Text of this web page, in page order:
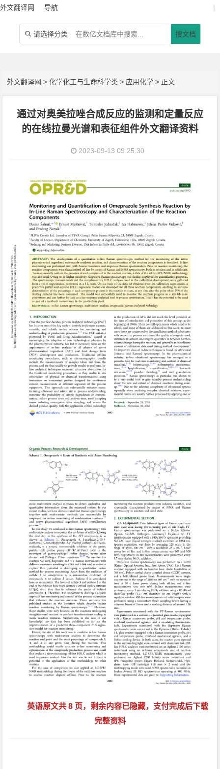
外文翻译网 导航 |
 请选择分类 搜文档
外文翻译网 >化学化工与生命科学类 > 应用化学 > 正文
通过对奥美拉唑合成反应的监测和定量反应
的在线拉曼光谱和表征组件外文翻译资料
2023-09-13 09:25:30
英语原文共 8 页，剩余内容已隐藏，支付完成后下载
完整资料